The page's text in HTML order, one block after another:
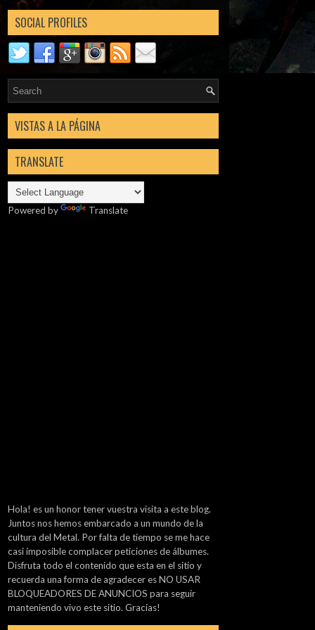
SOCIAL PROFILES
VISTAS A LA PÁGINA
TRANSLATE
Powered by Translate
Hola! es un honor tener vuestra visita a este blog.
Juntos nos hemos embarcado a un mundo de la
cultura del Metal. Por falta de tiempo se me hace
casi imposible complacer peticiones de álbumes.
Disfruta todo el contenido que esta en el sitio y
recuerda una forma de agradecer es NO USAR
BLOQUEADORES DE ANUNCIOS para seguir
manteniendo vivo este sitio. Gracias!